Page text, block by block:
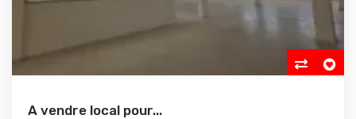
A vendre local pour...